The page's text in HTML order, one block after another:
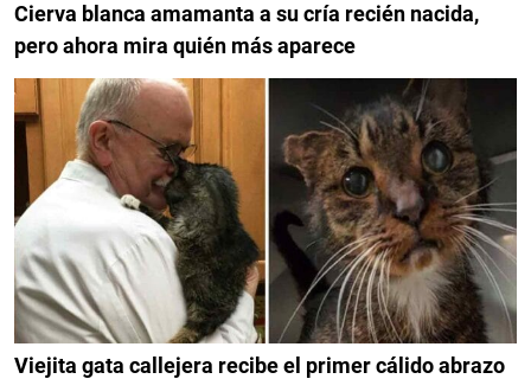
Cierva blanca amamanta a su cría recién nacida,
pero ahora mira quién más aparece
Viejita gata callejera recibe el primer cálido abrazo